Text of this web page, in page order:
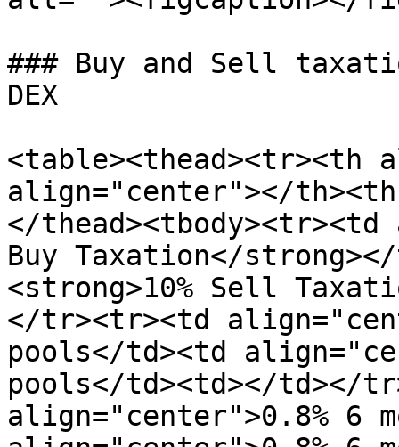
### Buy and Sell
DEX
<table><thead><tr><th
align="center"></
</
Buy Taxation</
<strong>10% Sell
</tr><tr><td
pools</td><td
pools</td><td></td></
align="center">0.8% 6